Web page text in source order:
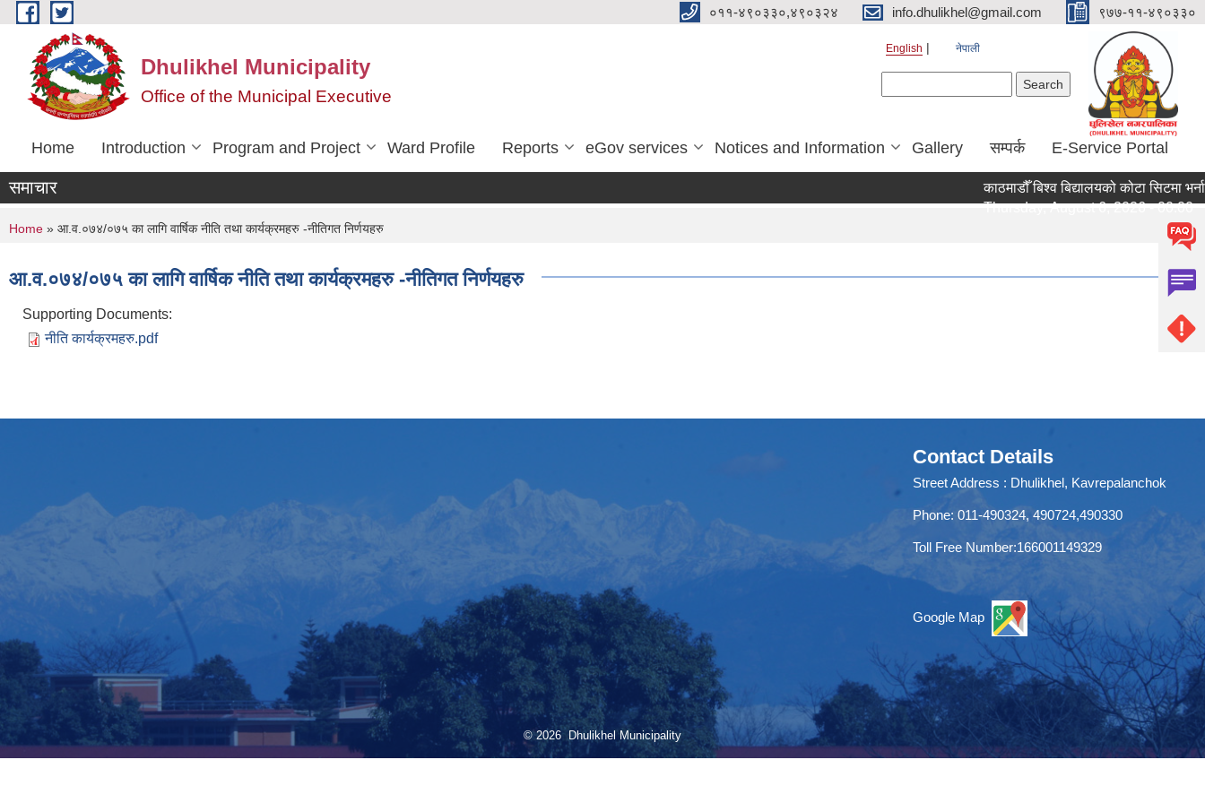
Skip to main content ०११-४९०३३०,४९०३२४ info.dhulikhel@gmail.com ९७७-११-४९०३३०
Dhulikhel Municipality
Office of the Municipal Executive
English नेपाली
Home Introduction Program and Project Ward Profile Reports eGov services Notices and Information Gallery सम्पर्क E-Service Portal
समाचार
काठमाडौँ बिश्व बिद्यालयको कोटा सिटमा
Thursday, August 6, 2026 - 00:00
You are here
Home » आ.व.०७४/०७५ का लागि वार्षिक नीति तथा कार्यक्रमहरु -नीतिगत निर्णयहरु
आ.व.०७४/०७५ का लागि वार्षिक नीति तथा कार्यक्रमहरु -नीतिगत निर्णयहरु
Supporting Documents:
नीति कार्यक्रमहरु.pdf
Contact Details
Street Address : Dhulikhel, Kavrepalanchok
Phone: 011-490324, 490724,490330
Toll Free Number:166001149329
Google Map
© 2026 Dhulikhel Municipality